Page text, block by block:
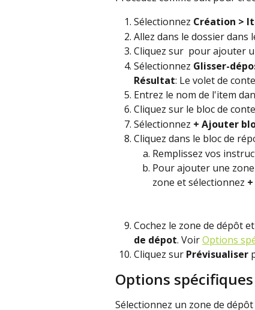
Sélectionnez Création >
Allez dans le dossier dans
Cliquez sur pour ajouter
Sélectionnez Glisser-
Résultat: Le volet de
Entrez le nom de l'item
Cliquez sur le bloc de
Sélectionnez + Ajouter
Cliquez dans le bloc de
Remplissez vos
Pour ajouter une
zone et sélectionnez
Cochez le zone de dépôt
de dépot. Voir Options
Cliquez sur Prévisualiser
Options
Sélectionnez un zone de